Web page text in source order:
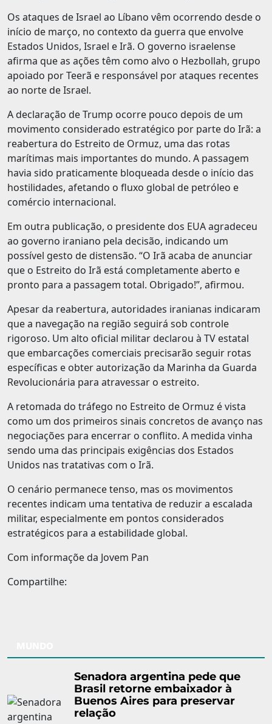
Os ataques de Israel ao Líbano vêm ocorrendo desde o
início de março, no contexto da guerra que envolve
Estados Unidos, Israel e Irã. O governo israelense
afirma que as ações têm como alvo o Hezbollah, grupo
apoiado por Teerã e responsável por ataques recentes
ao norte de Israel.
A declaração de Trump ocorre pouco depois de um
movimento considerado estratégico por parte do Irã: a
reabertura do Estreito de Ormuz, uma das rotas
marítimas mais importantes do mundo. A passagem
havia sido praticamente bloqueada desde o início das
hostilidades, afetando o fluxo global de petróleo e
comércio internacional.
Em outra publicação, o presidente dos EUA agradeceu
ao governo iraniano pela decisão, indicando um
possível gesto de distensão. “O Irã acaba de anunciar
que o Estreito do Irã está completamente aberto e
pronto para a passagem total. Obrigado!”, afirmou.
Apesar da reabertura, autoridades iranianas indicaram
que a navegação na região seguirá sob controle
rigoroso. Um alto oficial militar declarou à TV estatal
que embarcações comerciais precisarão seguir rotas
específicas e obter autorização da Marinha da Guarda
Revolucionária para atravessar o estreito.
A retomada do tráfego no Estreito de Ormuz é vista
como um dos primeiros sinais concretos de avanço nas
negociações para encerrar o conflito. A medida vinha
sendo uma das principais exigências dos Estados
Unidos nas tratativas com o Irã.
O cenário permanece tenso, mas os movimentos
recentes indicam uma tentativa de reduzir a escalada
militar, especialmente em pontos considerados
estratégicos para a estabilidade global.
Com informaçõe da Jovem Pan
Compartilhe:
Senadora argentina pede que
Brasil retorne embaixador à
Buenos Aires para preservar
relação